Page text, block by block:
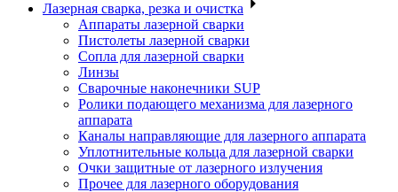
Лазерная сварка, резка и очистка
Аппараты лазерной сварки
Пистолеты лазерной сварки
Сопла для лазерной сварки
Линзы
Сварочные наконечники SUP
Ролики подающего механизма для лазерного
аппарата
Каналы направляющие для лазерного аппарата
Уплотнительные кольца для лазерной сварки
Очки защитные от лазерного излучения
Прочее для лазерного оборудования